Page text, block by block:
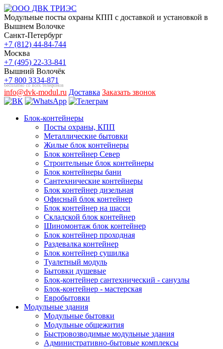
Модульные посты охраны КПП с доставкой и установкой в
Вышнем Волочке
Санкт-Петербург
+7 (812) 44-84-744
Москва
+7 (495) 22-33-841
Вышний Волочёк
+7 800 3334-871
бесплатно со всех телефонов
info@dvk-modul.ru Доставка Заказать звонок
Блок-контейнеры
Посты охраны, КПП
Металлические бытовки
Жилые блок контейнеры
Блок контейнер Север
Строительные блок контейнеры
Блок контейнеры бани
Сантехнические контейнеры
Блок контейнер дизельная
Офисный блок контейнер
Блок контейнер на шасси
Складской блок контейнер
Шиномонтаж блок контейнер
Блок контейнер проходная
Раздевалка контейнер
Блок контейнер сушилка
Туалетный модуль
Бытовки душевые
Блок-контейнер сантехнический - санузлы
Блок-контейнер - мастерская
Евробытовки
Модульные здания
Модульные бытовки
Модульные общежития
Быстровозводимые модульные здания
Административно-бытовые комплексы